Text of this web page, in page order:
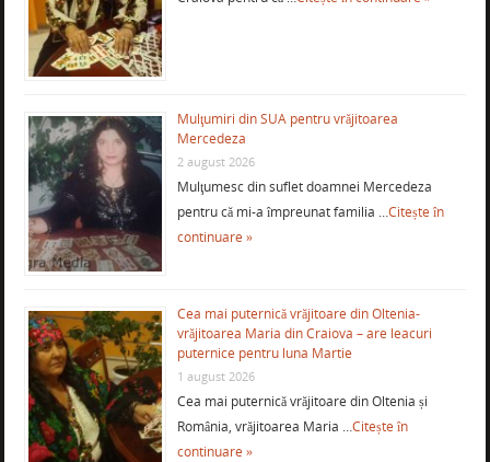
Mulţumiri din SUA pentru vrăjitoarea
Mercedeza
2 august 2026
Mulţumesc din suflet doamnei Mercedeza
pentru că mi-a împreunat familia …Citește în
continuare »
Cea mai puternică vrăjitoare din Oltenia-
vrăjitoarea Maria din Craiova – are leacuri
puternice pentru luna Martie
1 august 2026
Cea mai puternică vrăjitoare din Oltenia și
România, vrăjitoarea Maria …Citește în
continuare »